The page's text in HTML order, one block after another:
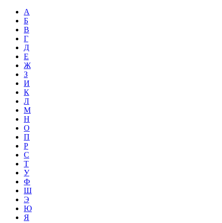
А
Б
В
Г
Д
Е
Ж
З
И
К
Л
М
Н
О
П
Р
С
Т
У
Ф
Ш
Э
Ю
Я